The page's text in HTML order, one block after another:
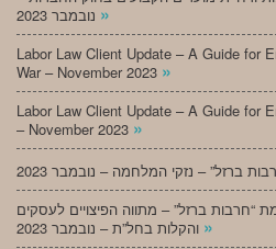
»
Labor Law Client Update – A Guide for
War – November 2023 »
Labor Law Client Update – A Guide for
– November 2023 »
“חרבות ברזל” – מתווה הפיצויים לעסקים
»